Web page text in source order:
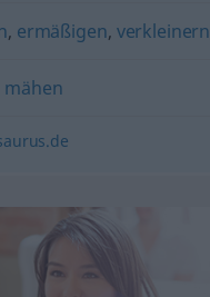
, ermäßigen, verkleinern
mähen